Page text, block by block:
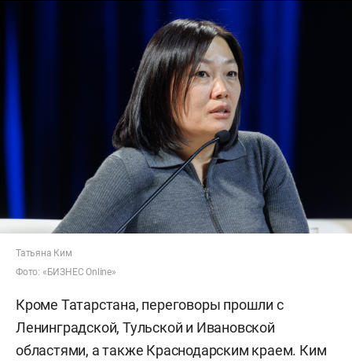
Татьяна Ким
Фото: «БИЗНЕС Online»
Кроме Татарстана, переговоры прошли с
Ленинградской, Тульской и Ивановской
областями, а также Краснодарским краем. Ким